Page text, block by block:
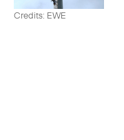
Credits: EWE